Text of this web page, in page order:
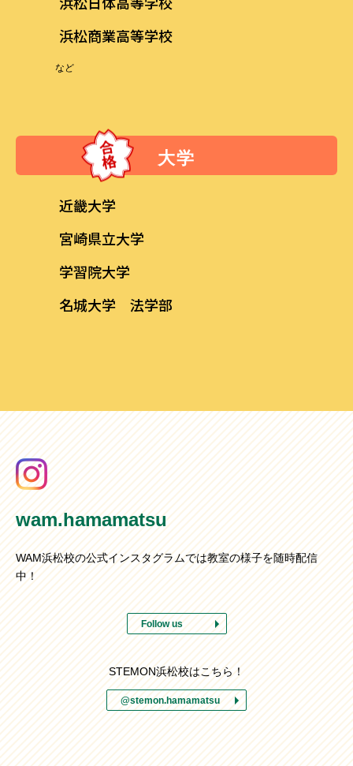
浜松商業高等学校
など
大学
近畿大学
宮崎県立大学
学習院大学
名城大学 法学部
wam.hamamatsu
WAM浜松校の公式インスタグラムでは教室の様子を随時配信
中！
Follow us
STEMON浜松校はこちら！
@stemon.hamamatsu